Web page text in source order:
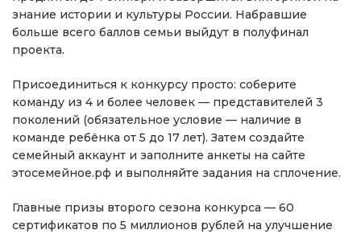
знание истории и культуры России. Набравшие
больше всего баллов семьи выйдут в полуфинал
проекта.
Присоединиться к конкурсу просто: соберите
команду из 4 и более человек — представителей 3
поколений (обязательное условие — наличие в
команде ребёнка от 5 до 17 лет). Затем создайте
семейный аккаунт и заполните анкеты на сайте
этосемейное.рф и выполняйте задания на сплочение.
Главные призы второго сезона конкурса — 60
сертификатов по 5 миллионов рублей на улучшение